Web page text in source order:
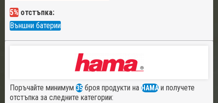
5% отстъпка:
Външни батерии
Поръчайте минимум 35 броя продукти на HAMA и получете
отстъпка за следните категории: